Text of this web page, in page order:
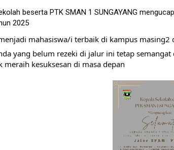
beserta PTK SMAN 1 SUNGAYANG
2025
mahasiswa/i terbaik di kampus masing2
yang belum rezeki di jalur ini tetap
meraih kesuksesan di masa depan